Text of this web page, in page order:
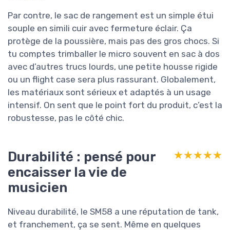
Par contre, le sac de rangement est un simple étui
souple en simili cuir avec fermeture éclair. Ça
protège de la poussière, mais pas des gros chocs. Si
tu comptes trimballer le micro souvent en sac à dos
avec d’autres trucs lourds, une petite housse rigide
ou un flight case sera plus rassurant. Globalement,
les matériaux sont sérieux et adaptés à un usage
intensif. On sent que le point fort du produit, c’est la
robustesse, pas le côté chic.
Durabilité : pensé pour
encaisser la vie de
musicien
★★★★★
★★★★★
Niveau durabilité, le SM58 a une réputation de tank,
et franchement, ça se sent. Même en quelques